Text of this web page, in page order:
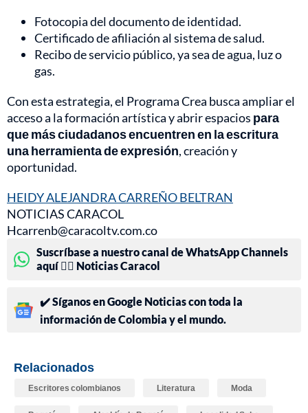
Fotocopia del documento de identidad.
Certificado de afiliación al sistema de salud.
Recibo de servicio público, ya sea de agua, luz o
gas.
Con esta estrategia, el Programa Crea busca ampliar el
acceso a la formación artística y abrir espacios para
que más ciudadanos encuentren en la escritura
una herramienta de expresión, creación y
oportunidad.
HEIDY ALEJANDRA CARREÑO BELTRAN
NOTICIAS CARACOL
Hcarrenb@caracoltv.com.co
Suscríbase a nuestro canal de WhatsApp Channels
aquí 👉🏻 Noticias Caracol
✔️ Síganos en Google Noticias con toda la
información de Colombia y el mundo.
Relacionados
Escritores colombianos Literatura Moda